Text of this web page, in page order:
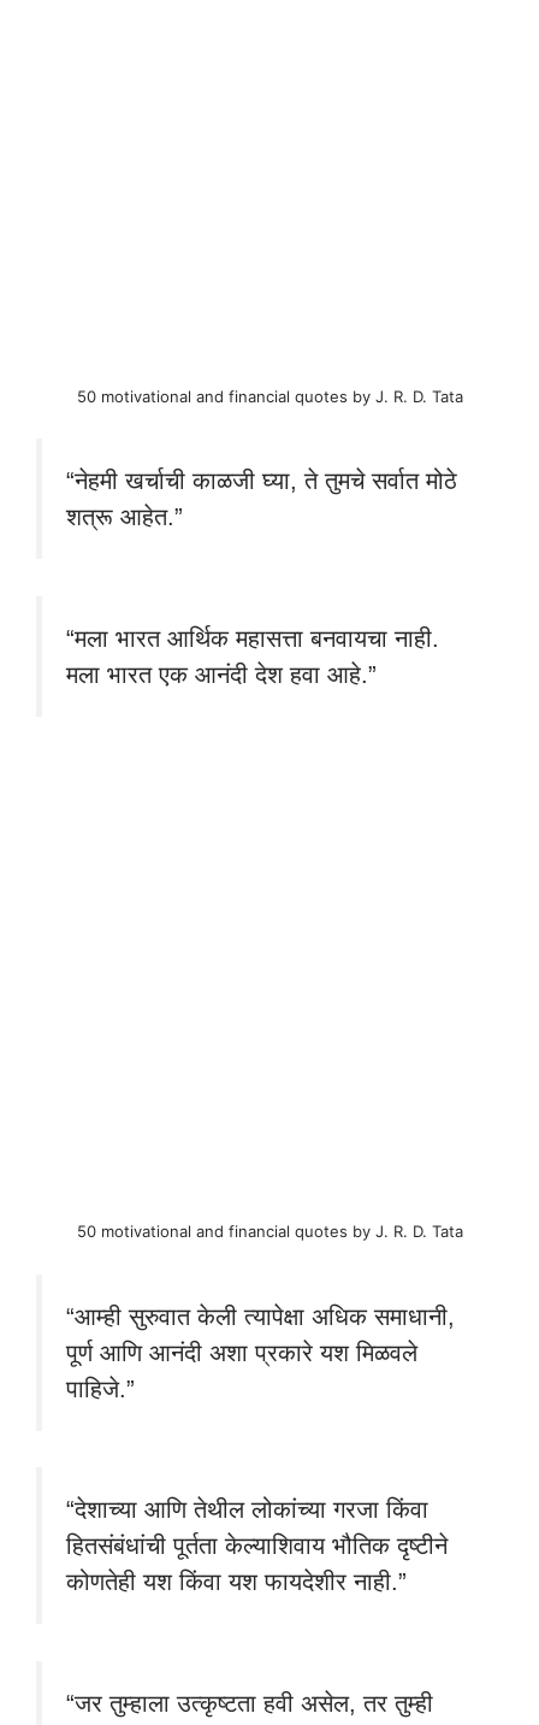
50 motivational and financial quotes by J. R. D. Tata
“नेहमी खर्चाची काळजी घ्या, ते तुमचे सर्वात मोठे
शत्रू आहेत.”
“मला भारत आर्थिक महासत्ता बनवायचा नाही.
मला भारत एक आनंदी देश हवा आहे.”
50 motivational and financial quotes by J. R. D. Tata
“आम्ही सुरुवात केली त्यापेक्षा अधिक समाधानी,
पूर्ण आणि आनंदी अशा प्रकारे यश मिळवले
पाहिजे.”
“देशाच्या आणि तेथील लोकांच्या गरजा किंवा
हितसंबंधांची पूर्तता केल्याशिवाय भौतिक दृष्टीने
कोणतेही यश किंवा यश फायदेशीर नाही.”
“जर तुम्हाला उत्कृष्टता हवी असेल, तर तुम्ही